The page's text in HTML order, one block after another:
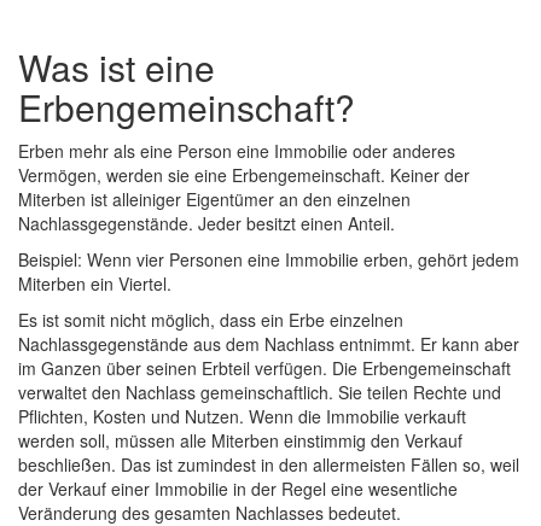
Was ist eine
Erbengemeinschaft?
Erben mehr als eine Person eine Immobilie oder anderes
Vermögen, werden sie eine Erbengemeinschaft. Keiner der
Miterben ist alleiniger Eigentümer an den einzelnen
Nachlassgegenstände. Jeder besitzt einen Anteil.
Beispiel: Wenn vier Personen eine Immobilie erben, gehört jedem
Miterben ein Viertel.
Es ist somit nicht möglich, dass ein Erbe einzelnen
Nachlassgegenstände aus dem Nachlass entnimmt. Er kann aber
im Ganzen über seinen Erbteil verfügen. Die Erbengemeinschaft
verwaltet den Nachlass gemeinschaftlich. Sie teilen Rechte und
Pflichten, Kosten und Nutzen. Wenn die Immobilie verkauft
werden soll, müssen alle Miterben einstimmig den Verkauf
beschließen. Das ist zumindest in den allermeisten Fällen so, weil
der Verkauf einer Immobilie in der Regel eine wesentliche
Veränderung des gesamten Nachlasses bedeutet.